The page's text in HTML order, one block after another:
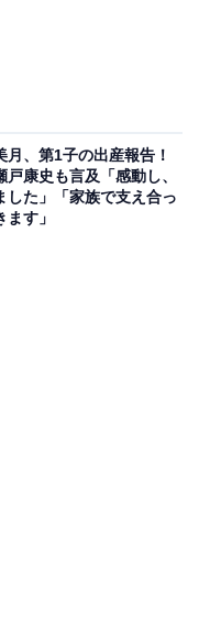
月、第1子の出産報告！
戸康史も言及「感動し、
した」「家族で支え合っ
ます」